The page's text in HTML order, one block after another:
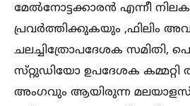
മേല്‍നോട്ടക്കാരൻ എന്നീ
പ്രവർത്തിക്കുകയും ,ഫിലിം
ചലച്ചിത്രോപദേശക സമിതി,
സ്‌റ്റുഡിയോ ഉപദേശക
അംഗവും ആയിരുന്ന